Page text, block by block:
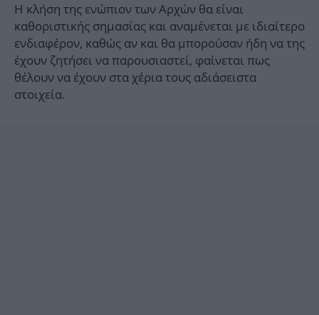
Η κλήση της ενώπιον των Αρχών θα είναι
καθοριστικής σημασίας και αναμένεται με ιδιαίτερο
ενδιαφέρον, καθώς αν και θα μπορούσαν ήδη να της
έχουν ζητήσει να παρουσιαστεί, φαίνεται πως
θέλουν να έχουν στα χέρια τους αδιάσειστα
στοιχεία.